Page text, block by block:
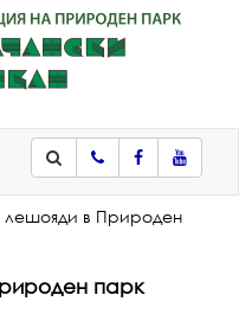
ТелефонFacebook
лешояди в Природен
парк